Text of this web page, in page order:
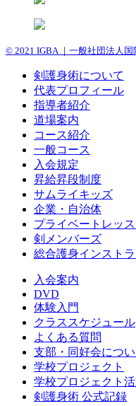
© 2021 IGBA ｜一般社団法人
剣護身術について
代表プロフィール
指導者紹介
道場案内
コース紹介
一般コース
入会規定
昇給昇段制度
サムライキッズ
企業・自治体
プライベートレッ
剣メンバーズ
総合護身インスト
入会案内
DVD
体験入門
クラススケジュール
よくある質問
支部・同好会につい
学校プロジェクト
学校プロジェクト
剣護身術 公式記録